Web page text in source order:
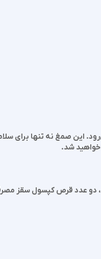
این صمغ نه تنها برای
خواهید شد.
دو عدد قرص کپسول سقز